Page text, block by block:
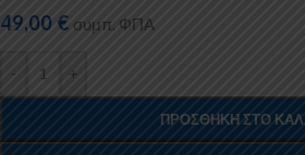
49,00 € συμπ. ΦΠΑ
- +
ΠΡΟΣΘΉΚΗ ΣΤΟ